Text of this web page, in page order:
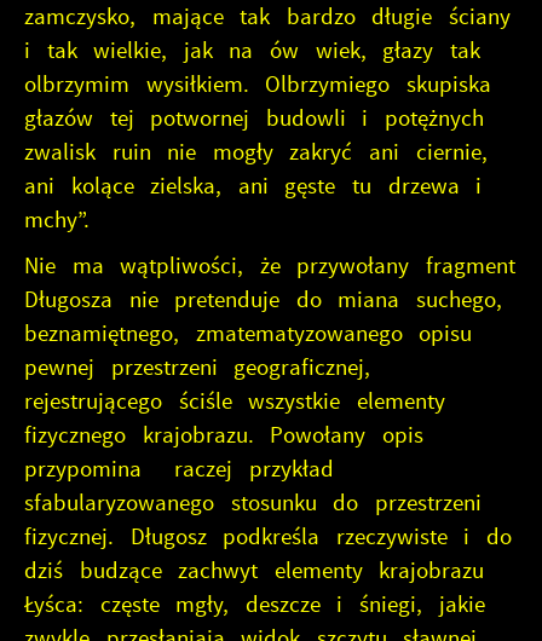
zamczysko, mające tak bardzo długie ściany
i tak wielkie, jak na ów wiek, głazy tak
olbrzymim wysiłkiem. Olbrzymiego skupiska
głazów tej potwornej budowli i potężnych
zwalisk ruin nie mogły zakryć ani ciernie,
ani kolące zielska, ani gęste tu drzewa i
mchy”.
Nie ma wątpliwości, że przywołany fragment
Długosza nie pretenduje do miana suchego,
beznamiętnego, zmatematyzowanego opisu
pewnej przestrzeni geograficznej,
rejestrującego ściśle wszystkie elementy
fizycznego krajobrazu. Powołany opis
przypomina raczej przykład
sfabularyzowanego stosunku do przestrzeni
fizycznej. Długosz podkreśla rzeczywiste i do
dziś budzące zachwyt elementy krajobrazu
Łyśca: częste mgły, deszcze i śniegi, jakie